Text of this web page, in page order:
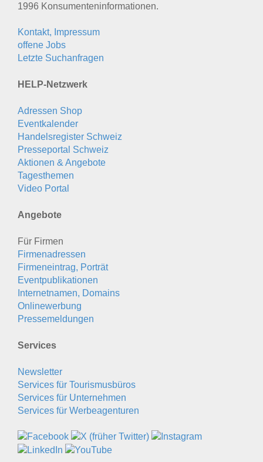
1996 Konsumenten­informationen.
Kontakt, Impressum
offene Jobs
Letzte Suchanfragen
HELP-Netzwerk
Adressen Shop
Eventkalender
Handelsregister Schweiz
Presseportal Schweiz
Aktionen & Angebote
Tagesthemen
Video Portal
Angebote
Für Firmen
Firmenadressen
Firmeneintrag, Porträt
Eventpublikationen
Internetnamen, Domains
Onlinewerbung
Pressemeldungen
Services
Newsletter
Services für Tourismusbüros
Services für Unternehmen
Services für Werbeagenturen